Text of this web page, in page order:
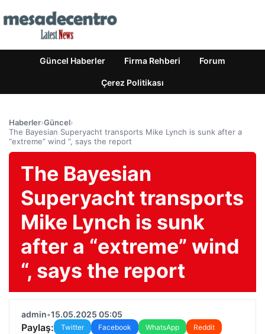
Güncel Haberler Firma Rehberi Forum
Çerez Politikası
Haberler›Güncel›
The Bayesian Superyacht transports Mike Lynch is sunk after a
“extreme” wind “, says the report
The Bayesian
Superyacht transports
Mike Lynch is sunk
after a “extreme” wind
“, says the report
admin•15.05.2025 05:05
Paylaş: Twitter Facebook WhatsApp
Reddit